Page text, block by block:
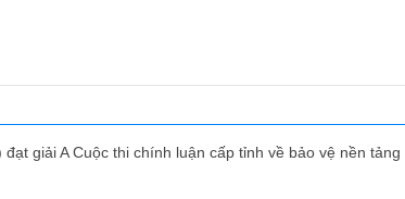
giải A Cuộc thi chính luận cấp tỉnh về bảo vệ nền tảng